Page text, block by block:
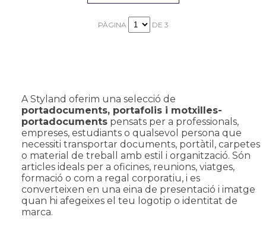
PÀGINA DE 3
A Styland oferim una selecció de
portadocuments, portafolis i motxilles-
portadocumentspensats per a professionals,
empreses, estudiants o qualsevol persona que
necessiti transportar documents, portàtil, carpetes
o material de treball amb estil i organització. Són
articles ideals per a oficines, reunions, viatges,
formació o com a regal corporatiu, i es
converteixen en una eina de presentació i imatge
quan hi afegeixes el teu logotip o identitat de
marca.